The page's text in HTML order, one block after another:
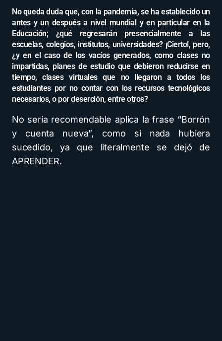
No queda duda que, con la pandemia, se ha establecido un
antes y un después a nivel mundial y en particular en la
Educación; ¿qué regresarán presencialmente a las
escuelas, colegios, institutos, universidades? ¡Cierto!, pero,
¿y en el caso de los vacíos generados, como clases no
impartidas, planes de estudio que debieron reducirse en
tiempo, clases virtuales que no llegaron a todos los
estudiantes por no contar con los recursos tecnológicos
necesarios, o por deserción, entre otros?
No sería recomendable aplica la frase “Borrón
y cuenta nueva”, como si nada hubiera
sucedido, ya que literalmente se dejó de
APRENDER.